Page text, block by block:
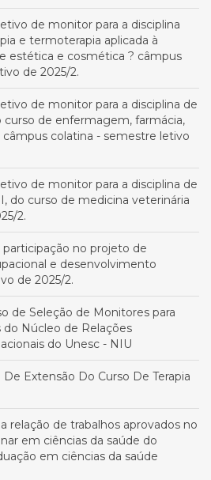
de monitor para a disciplina
e termoterapia aplicada à
estética e cosmética ? câmpus
de 2025/2.
de monitor para a disciplina de
curso de enfermagem, farmácia,
câmpus colatina - semestre letivo
de monitor para a disciplina de
do curso de medicina veterinária
2.
participação no projeto de
e desenvolvimento
de 2025/2.
de Seleção de Monitores para
do Núcleo de Relações
do Unesc - NIU
Extensão Do Curso De Terapia
relação de trabalhos aprovados no
em ciências da saúde do
em ciências da saúde